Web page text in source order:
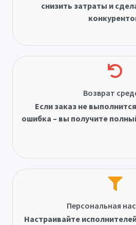
снизить затраты и
Возврат
Если заказ не
ошибка – вы получите
Персональная
Настраивайте